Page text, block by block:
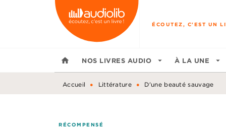
MENU RECHERCHE
ÉCOUTEZ, C'EST UN
home NOS LIVRES AUDIO arrow_drop_down À LA UNE arrow_drop_down
Accueil • Littérature • D'une beauté sauvage
RÉCOMPENSÉ